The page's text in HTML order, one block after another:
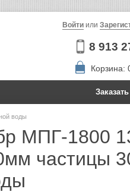
8 913
Войти или
Корзина:
воды
МПГ-1800
частицы